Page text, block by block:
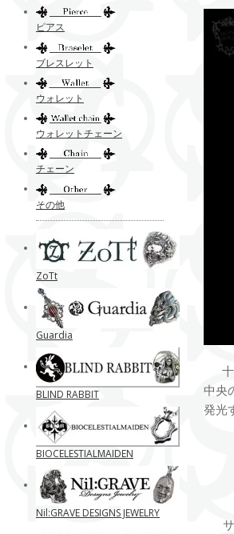
中央
発光
サ
ピアス
ブレスレット
ウォレット
ウォレットチェーン
チェーン
その他
ZoTt
Guardia
BLIND RABBIT
BIOCELESTIALMAIDEN
Nil:GRAVE DESIGNS JEWELRY